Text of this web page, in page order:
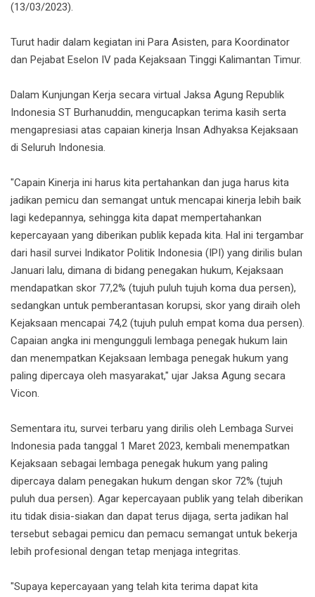
(13/03/2023).
Turut hadir dalam kegiatan ini Para Asisten, para Koordinator
dan Pejabat Eselon IV pada Kejaksaan Tinggi Kalimantan Timur.
Dalam Kunjungan Kerja secara virtual Jaksa Agung Republik
Indonesia ST Burhanuddin, mengucapkan terima kasih serta
mengapresiasi atas capaian kinerja Insan Adhyaksa Kejaksaan
di Seluruh Indonesia.
"Capain Kinerja ini harus kita pertahankan dan juga harus kita
jadikan pemicu dan semangat untuk mencapai kinerja lebih baik
lagi kedepannya, sehingga kita dapat mempertahankan
kepercayaan yang diberikan publik kepada kita. Hal ini tergambar
dari hasil survei Indikator Politik Indonesia (IPI) yang dirilis bulan
Januari lalu, dimana di bidang penegakan hukum, Kejaksaan
mendapatkan skor 77,2% (tujuh puluh tujuh koma dua persen),
sedangkan untuk pemberantasan korupsi, skor yang diraih oleh
Kejaksaan mencapai 74,2 (tujuh puluh empat koma dua persen).
Capaian angka ini mengungguli lembaga penegak hukum lain
dan menempatkan Kejaksaan lembaga penegak hukum yang
paling dipercaya oleh masyarakat," ujar Jaksa Agung secara
Vicon.
Sementara itu, survei terbaru yang dirilis oleh Lembaga Survei
Indonesia pada tanggal 1 Maret 2023, kembali menempatkan
Kejaksaan sebagai lembaga penegak hukum yang paling
dipercaya dalam penegakan hukum dengan skor 72% (tujuh
puluh dua persen). Agar kepercayaan publik yang telah diberikan
itu tidak disia-siakan dan dapat terus dijaga, serta jadikan hal
tersebut sebagai pemicu dan pemacu semangat untuk bekerja
lebih profesional dengan tetap menjaga integritas.
"Supaya kepercayaan yang telah kita terima dapat kita